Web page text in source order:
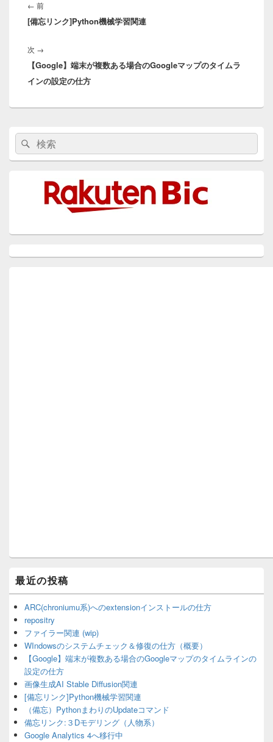
稿
ナ
ゲ
ー
シ
ョ
← 前前
の
[備忘リンク]Python機械学習関連
次 →
の
投
【Google】端末が複数ある場合のGoogleマップのタイムラ
インの設定の仕方
メ
ン
サ
ィ
検
索:
検
索
最近の投稿
ARC(chroniumu系)へのextensionインストールの仕方
repositry
ファイラー関連 (wip)
WIndowsのシステムチェック＆修復の仕方（概要）
【Google】端末が複数ある場合のGoogleマップのタイムラインの
設定の仕方
画像生成AI Stable Diffusion関連
[備忘リンク]Python機械学習関連
（備忘）PythonまわりのUpdateコマンド
備忘リンク:３Dモデリング（人物系）
Google Analytics 4へ移行中